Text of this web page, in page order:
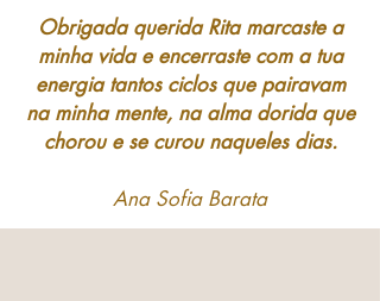
Obrigada querida Rita marcaste a
minha vida e encerraste com a tua
energia tantos ciclos que pairavam
na minha mente, na alma dorida que
chorou e se curou naqueles dias.
Ana Sofia Barata